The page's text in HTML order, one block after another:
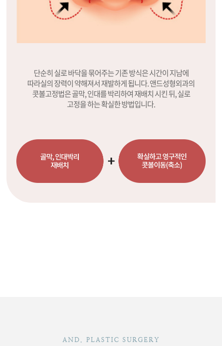
단순히 실로 바닥을 묶어주는 기존 방식은 시간이 지남에
따라실의 장력이 약해져서 재발하게 됩니다.앤드성형외과의
콧볼고정법은 골막, 인대를 박리하여 재배치 시킨 뒤, 실로
고정을 하는 확실한 방법입니다.
AND. PLASTIC SURGERY